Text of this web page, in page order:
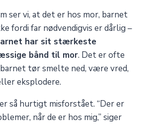
ser vi, at det er hos mor, barnet
fordi far nødvendigvis er dårlig –
har sit stærkeste
bånd til mor. Det er ofte
barnet tør smelte ned, være vred,
eksplodere.
så hurtigt misforstået. “Der er
når de er hos mig,” siger